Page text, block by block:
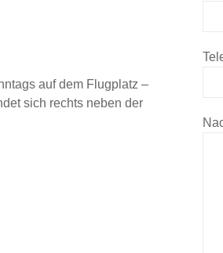
auf dem Flugplatz –
sich rechts neben der